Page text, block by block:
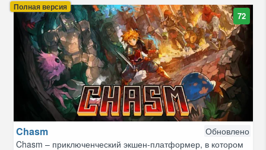
Полная версия
72
Chasm
Обновлено
Chasm – приключенческий экшен-платформер, в котором